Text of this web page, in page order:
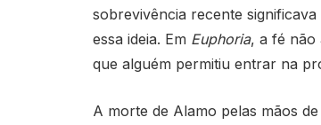
sobrevivência recente
essa ideia. Em Euphoria, a fé não
que alguém permitiu entrar na
A morte de Alamo pelas mãos